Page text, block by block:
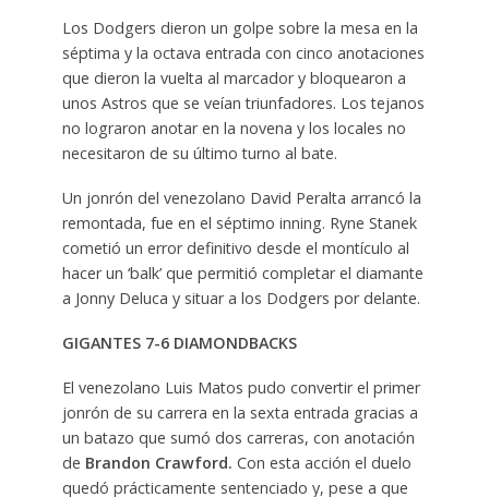
Los Dodgers dieron un golpe sobre la mesa en la
séptima y la octava entrada con cinco anotaciones
que dieron la vuelta al marcador y bloquearon a
unos Astros que se veían triunfadores. Los tejanos
no lograron anotar en la novena y los locales no
necesitaron de su último turno al bate.
Un jonrón del venezolano David Peralta arrancó la
remontada, fue en el séptimo inning. Ryne Stanek
cometió un error definitivo desde el montículo al
hacer un ‘balk’ que permitió completar el diamante
a Jonny Deluca y situar a los Dodgers por delante.
GIGANTES 7-6 DIAMONDBACKS
El venezolano Luis Matos pudo convertir el primer
jonrón de su carrera en la sexta entrada gracias a
un batazo que sumó dos carreras, con anotación
de Brandon Crawford. Con esta acción el duelo
quedó prácticamente sentenciado y, pese a que